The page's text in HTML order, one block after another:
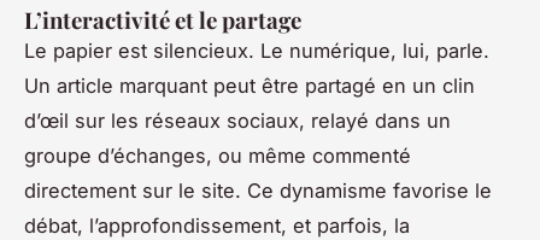
L’interactivité et le partage
Le papier est silencieux. Le numérique, lui, parle.
Un article marquant peut être partagé en un clin
d’œil sur les réseaux sociaux, relayé dans un
groupe d’échanges, ou même commenté
directement sur le site. Ce dynamisme favorise le
débat, l’approfondissement, et parfois, la